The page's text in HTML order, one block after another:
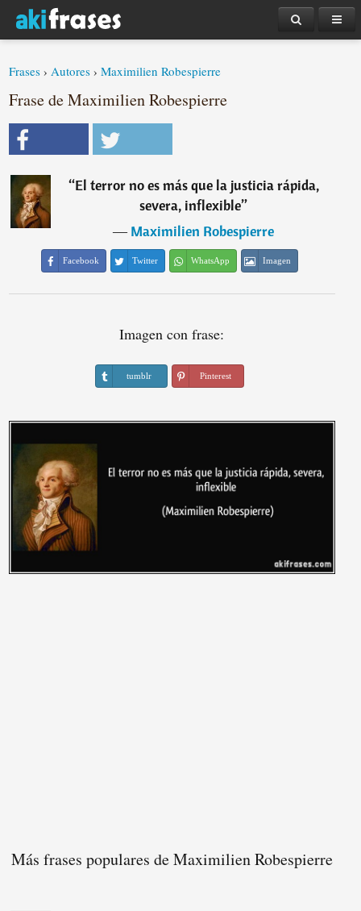
Frases ›Autores ›Maximilien Robespierre
Frase de Maximilien Robespierre
“El terror no es más que la justicia rápida,
severa, inflexible”
―Maximilien Robespierre
Facebook Twitter WhatsApp Imagen
Imagen con frase:
tumblr Pinterest
Más frases populares de Maximilien Robespierre